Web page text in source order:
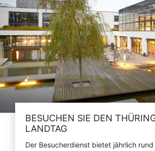
BESUCHEN SIE DEN
LANDTAG
Der Besucherdienst bietet jährlich